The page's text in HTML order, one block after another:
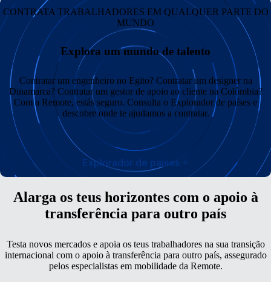
CONTRATA TRABALHADORES EM QUALQUER PARTE DO
MUNDO
Explora um mundo de talento
Contratar um engenheiro no Egito? Contratar um designer na
Dinamarca? Contratar um gestor de apoio ao cliente na Colômbia?
Com a Remote, estás seguro. Consulta o Explorador de países e
descobre onde te ajudamos a contratar.
Explorador de países
Alarga os teus horizontes com o apoio à
transferência para outro país
Testa novos mercados e apoia os teus trabalhadores na sua transição
internacional com o apoio à transferência para outro país, assegurado
pelos especialistas em mobilidade da Remote.